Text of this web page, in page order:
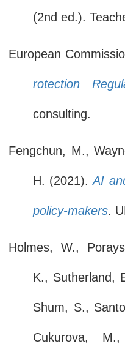
(2nd ed.).
European
rotection
consulting.
Fengchun, M.,
H. (2021).AI
policy-makers.
Holmes, W.,
K., Sutherland,
Shum, S.,
Cukurova,